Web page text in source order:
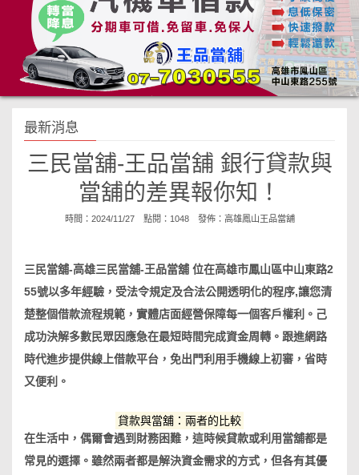
最新消息
三民當舖-王品當舖 銀行貸款與
當舖的差異報你知！
時間：2024/11/27 點閱：1048 發佈： 高雄鳳山王品當舖
三民當舖-高雄三民當舖-王品當舖 位在高雄市鳳山區中山東路2
55號以多年經驗，受法令規定及合法公開透明化的程序,讓您清
楚整個借款流程規範，實體店面經營保障每一個客戶權利。己
成功決解多數民眾因應急在最短時間完成資金周轉。跟進網路
時代進步提供線上借款平台，免出門利用手機線上初審，省時
又便利。
貸款與當舖：兩者的比較
在生活中，偶爾會遇到財務困難，這時候貸款或利用當舖都是
常見的選擇。雖然兩者都是解決資金需求的方式，但各有其優